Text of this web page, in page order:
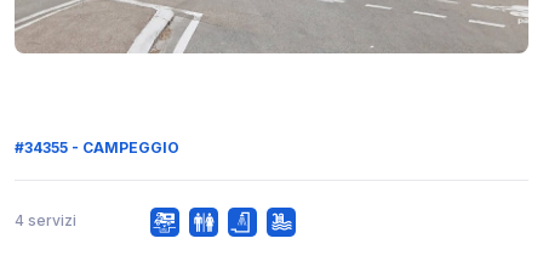
#34355 - CAMPEGGIO
4 servizi